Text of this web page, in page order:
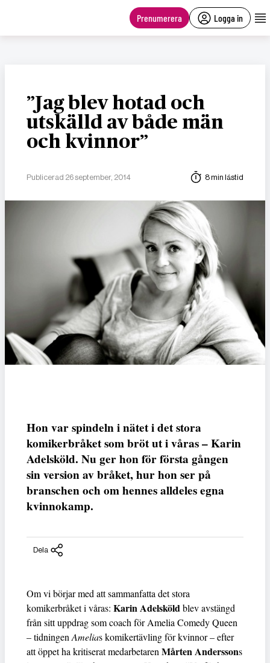
Prenumerera Logga in
”Jag blev hotad och
utskälld av både män
och kvinnor”
Publicerad 26 september, 2014 8 min lästid
Hon var spindeln i nätet i det stora
komikerbråket som bröt ut i våras – Karin
Adelsköld. Nu ger hon för första gången
sin version av bråket, hur hon ser på
branschen och om hennes alldeles egna
kvinnokamp.
Dela
Om vi börjar med att sammanfatta det stora
komikerbråket i våras: Karin Adelsköldblev avstängd
från sitt uppdrag som coach för Amelia Comedy Queen
– tidningen Amelias komikertävling för kvinnor – efter
att öppet ha kritiserat medarbetaren Mårten Anderssons